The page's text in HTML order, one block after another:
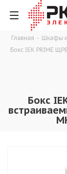
Главная - Шкафы
Бокс IEK PRIME
Бокс